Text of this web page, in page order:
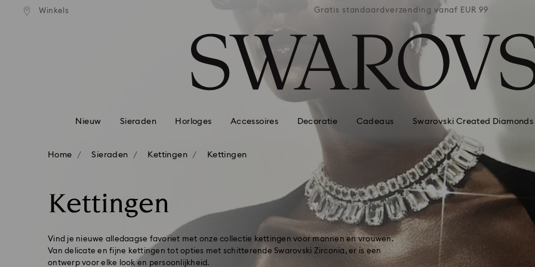
Lijst met toegangscodes
Winkels vanaf EUR 99 Gratis standaardverzending vanaf EUR 99 Gratis
Nieuw Sieraden Horloges Accessoires Decoratie Cadeaus Swarovski Created Diamonds
Home Sieraden Kettingen Kettingen
Kettingen
Vind je nieuwe alledaagse favoriet met onze collectie kettingen voor mannen en vrouwen.
Van delicate en fijne kettingen tot opties met schitterende Swarovski Zirconia, er is een
ontwerp voor elke look en persoonlijkheid.